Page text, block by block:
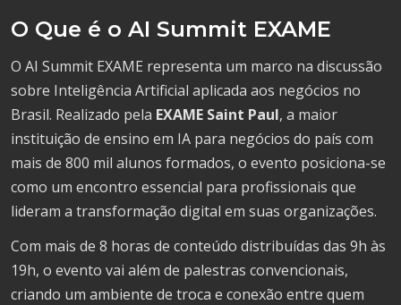
O Que é o AI Summit EXAME
O AI Summit EXAME representa um marco na discussão
sobre Inteligência Artificial aplicada aos negócios no
Brasil. Realizado pela EXAME Saint Paul, a maior
instituição de ensino em IA para negócios do país com
mais de 800 mil alunos formados, o evento posiciona-se
como um encontro essencial para profissionais que
lideram a transformação digital em suas organizações.
Com mais de 8 horas de conteúdo distribuídas das 9h às
19h, o evento vai além de palestras convencionais,
criando um ambiente de troca e conexão entre quem